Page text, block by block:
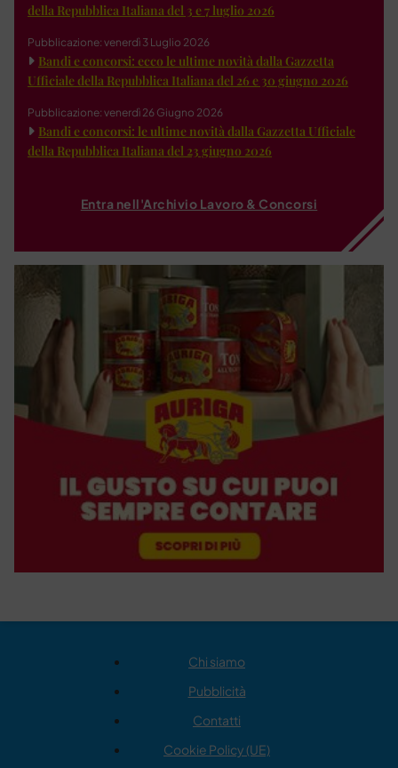
della Repubblica Italiana del 3 e 7 luglio 2026
Pubblicazione: venerdì 3 Luglio 2026
Bandi e concorsi: ecco le ultime novità dalla Gazzetta
Ufficiale della Repubblica Italiana del 26 e 30 giugno 2026
Pubblicazione: venerdì 26 Giugno 2026
Bandi e concorsi: le ultime novità dalla Gazzetta Ufficiale
della Repubblica Italiana del 23 giugno 2026
Entra nell'Archivio Lavoro & Concorsi
Chi siamo
Pubblicità
Contatti
Cookie Policy (UE)